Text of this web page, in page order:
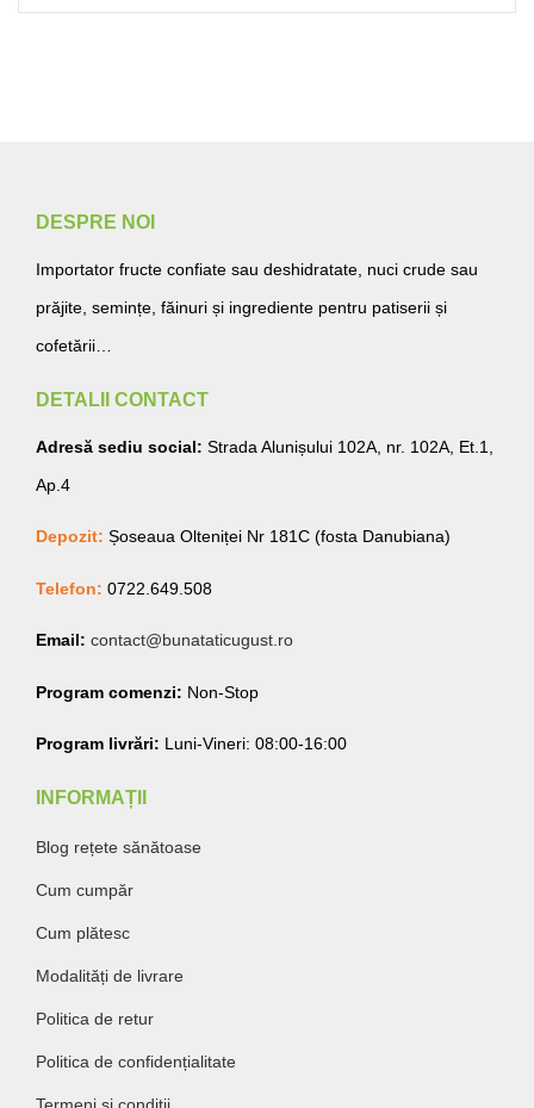
DESPRE NOI
Importator fructe confiate sau deshidratate, nuci crude sau
prăjite, semințe, făinuri și ingrediente pentru patiserii și
cofetării…
DETALII CONTACT
Adresă sediu social: Strada Alunișului 102A, nr. 102A, Et.1,
Ap.4
Depozit: Șoseaua Olteniței Nr 181C (fosta Danubiana)
Telefon: 0722.649.508
Email: contact@bunataticugust.ro
Program comenzi: Non-Stop
Program livrări: Luni-Vineri: 08:00-16:00
INFORMAȚII
Blog rețete sănătoase
Cum cumpăr
Cum plătesc
Modalități de livrare
Politica de retur
Politica de confidențialitate
Termeni și condiții